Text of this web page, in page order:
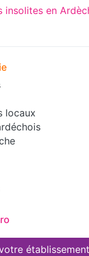
insolites en
locaux
Pro
établissement